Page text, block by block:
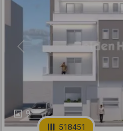
9
Previous
518451